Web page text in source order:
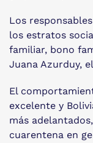
Los
los estratos
familiar, bono
Juana Azurduy,
El
excelente y
más
cuarentena en